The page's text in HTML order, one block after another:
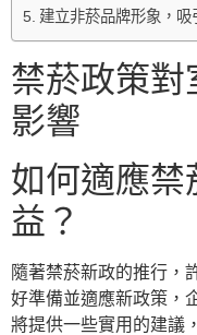
建立非菸品牌形象，
禁菸政策對
影響
如何適應禁
益？
隨著禁菸新政的推行，
好準備並適應新政策，
將提供一些實用的建議